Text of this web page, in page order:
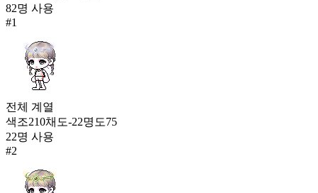
아케인셰이드 나이트햇
1376
떠도는 마음
신수의 빛
969
1378
더 올라갈 거예요
82명 사용
#1
전체 계열
색조210채도-22명도75
22명 사용
#2